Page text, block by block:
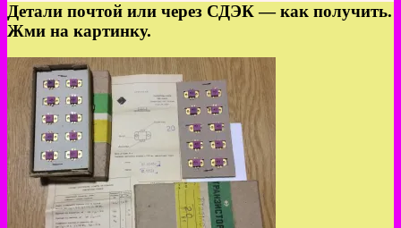
Детали почтой или через СДЭК — как получить.
Жми на картинку.